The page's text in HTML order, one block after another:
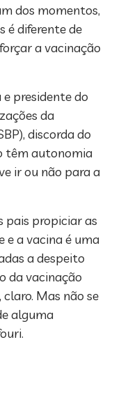
dos momentos,
é diferente de
a vacinação
presidente do
da
discorda do
têm autonomia
ir ou não para a
pais propiciar as
e a vacina é uma
a despeito
da vacinação
Mas não se
alguma